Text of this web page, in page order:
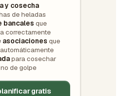
y cosecha
de heladas
bancales que
correctamente
asociaciones que
para cosechar
de golpe
gratis